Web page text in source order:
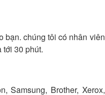
bạn. chúng tôi có nhân viên
tới 30 phút.
Samsung, Brother, Xerox,